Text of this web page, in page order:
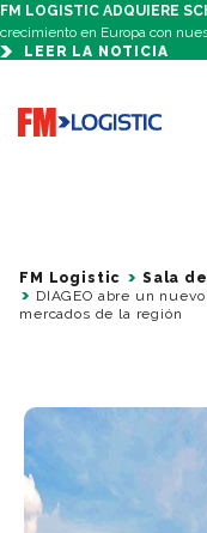
FM LOGISTIC ADQUIERE
crecimiento en Europa con
LEER LA NOTICIA
Go to home page
FM Logistic Sala
DIAGEO abre un
mercados de la región